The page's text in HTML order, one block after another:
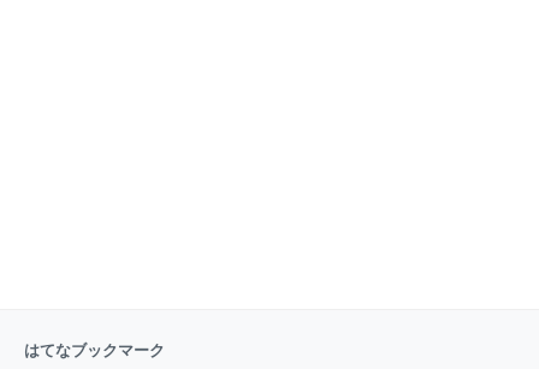
はてなブックマーク